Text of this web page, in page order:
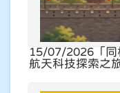
15/07/2026 「
航天科技探索之